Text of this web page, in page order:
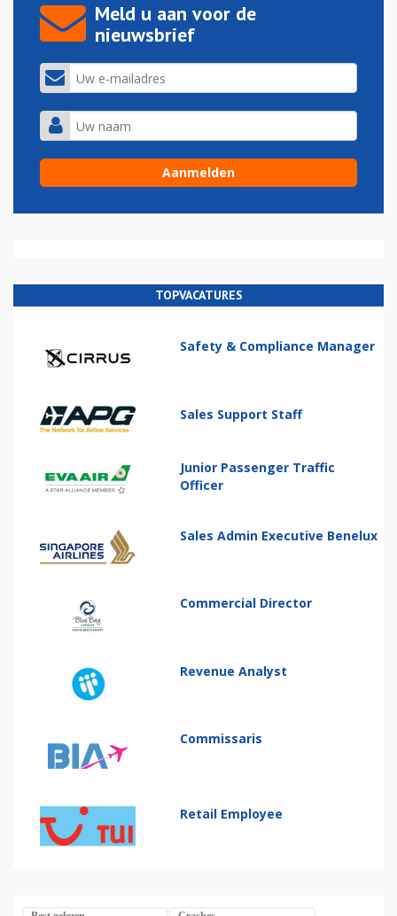
Meld u aan voor de
nieuwsbrief
TOPVACATURES
Safety & Compliance Manager
Sales Support Staff
Junior Passenger Traffic
Officer
Sales Admin Executive Benelux
Commercial Director
Revenue Analyst
Commissaris
Retail Employee